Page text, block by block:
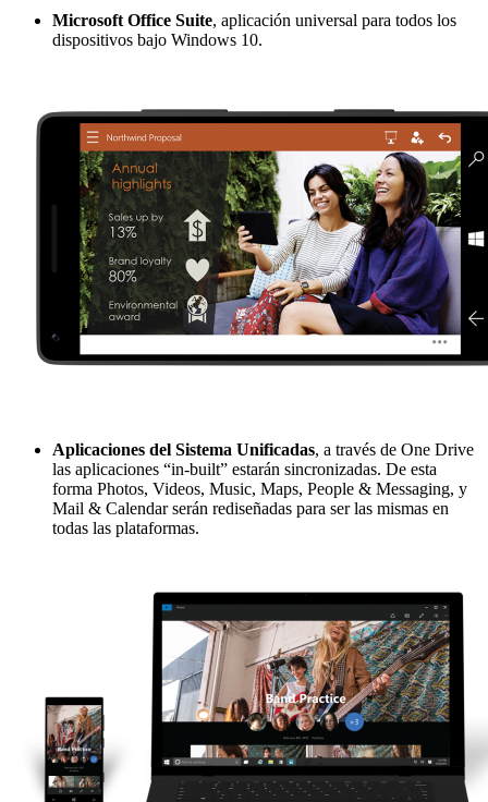
Microsoft Office Suite, aplicación universal para todos los
dispositivos bajo Windows 10.
Aplicaciones del Sistema Unificadas, a través de One Drive
las aplicaciones “in-built” estarán sincronizadas. De esta
forma Photos, Videos, Music, Maps, People & Messaging, y
Mail & Calendar serán rediseñadas para ser las mismas en
todas las plataformas.